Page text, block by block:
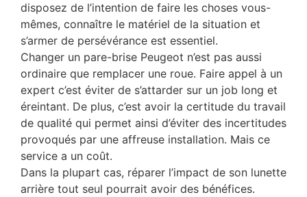
disposez de l’intention de faire les choses vous-
mêmes, connaître le matériel de la situation et
s’armer de persévérance est essentiel.
Changer un pare-brise Peugeot n’est pas aussi
ordinaire que remplacer une roue. Faire appel à un
expert c’est éviter de s’attarder sur un job long et
éreintant. De plus, c’est avoir la certitude du travail
de qualité qui permet ainsi d’éviter des incertitudes
provoqués par une affreuse installation. Mais ce
service a un coût.
Dans la plupart cas, réparer l’impact de son lunette
arrière tout seul pourrait avoir des bénéfices.